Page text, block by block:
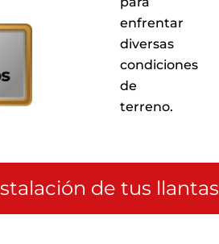
servicio
a
nivel
nacional
enfrentar
diversas
condiciones
de
terreno.
de tus llantas